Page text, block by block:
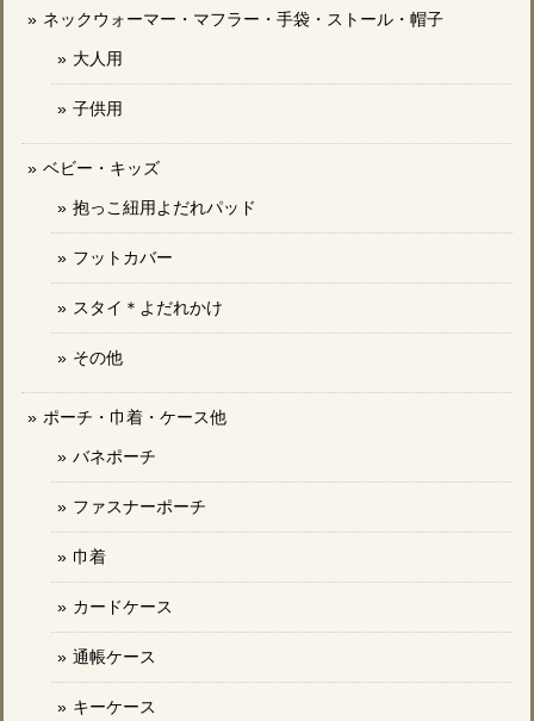
ネックウォーマー・マフラー・手袋・ストール・帽子
大人用
子供用
ベビー・キッズ
抱っこ紐用よだれパッド
フットカバー
スタイ＊よだれかけ
その他
ポーチ・巾着・ケース他
バネポーチ
ファスナーポーチ
巾着
カードケース
通帳ケース
キーケース